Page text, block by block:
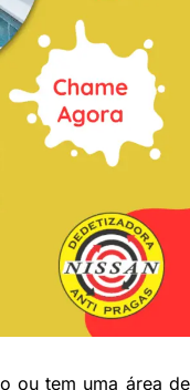
ou tem uma área de